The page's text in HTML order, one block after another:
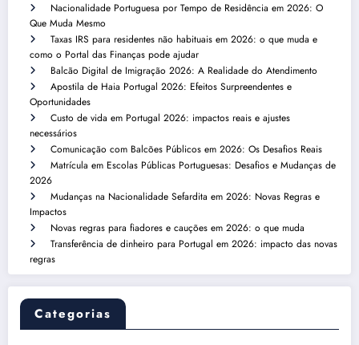
Nacionalidade Portuguesa por Tempo de Residência em 2026: O
Que Muda Mesmo
Taxas IRS para residentes não habituais em 2026: o que muda e
como o Portal das Finanças pode ajudar
Balcão Digital de Imigração 2026: A Realidade do Atendimento
Apostila de Haia Portugal 2026: Efeitos Surpreendentes e
Oportunidades
Custo de vida em Portugal 2026: impactos reais e ajustes
necessários
Comunicação com Balcões Públicos em 2026: Os Desafios Reais
Matrícula em Escolas Públicas Portuguesas: Desafios e Mudanças de
2026
Mudanças na Nacionalidade Sefardita em 2026: Novas Regras e
Impactos
Novas regras para fiadores e cauções em 2026: o que muda
Transferência de dinheiro para Portugal em 2026: impacto das novas
regras
Categorias